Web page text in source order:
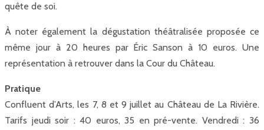
quête de soi.
À noter également la dégustation théâtralisée proposée ce
même jour à 20 heures par Éric Sanson à 10 euros. Une
représentation à retrouver dans la Cour du Château.
Pratique
Confluent d’Arts, les 7, 8 et 9 juillet au Château de La Rivière.
Tarifs jeudi soir : 40 euros, 35 en pré-vente. Vendredi : 36